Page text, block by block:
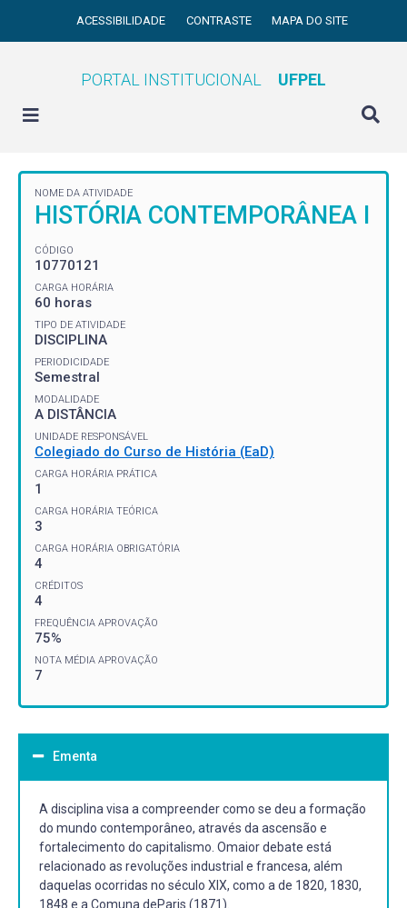
ACESSIBILIDADE CONTRASTE MAPA DO SITE
PORTAL INSTITUCIONAL UFPEL
NOME DA ATIVIDADE
HISTÓRIA CONTEMPORÂNEA I
CÓDIGO
10770121
CARGA HORÁRIA
60 horas
TIPO DE ATIVIDADE
DISCIPLINA
PERIODICIDADE
Semestral
MODALIDADE
A DISTÂNCIA
UNIDADE RESPONSÁVEL
Colegiado do Curso de História (EaD)
CARGA HORÁRIA PRÁTICA
1
CARGA HORÁRIA TEÓRICA
3
CARGA HORÁRIA OBRIGATÓRIA
4
CRÉDITOS
4
FREQUÊNCIA APROVAÇÃO
75%
NOTA MÉDIA APROVAÇÃO
7
Ementa
A disciplina visa a compreender como se deu a formação
do mundo contemporâneo, através da ascensão e
fortalecimento do capitalismo. Omaior debate está
relacionado as revoluções industrial e francesa, além
daquelas ocorridas no século XIX, como a de 1820, 1830,
1848 e a Comuna deParis (1871).